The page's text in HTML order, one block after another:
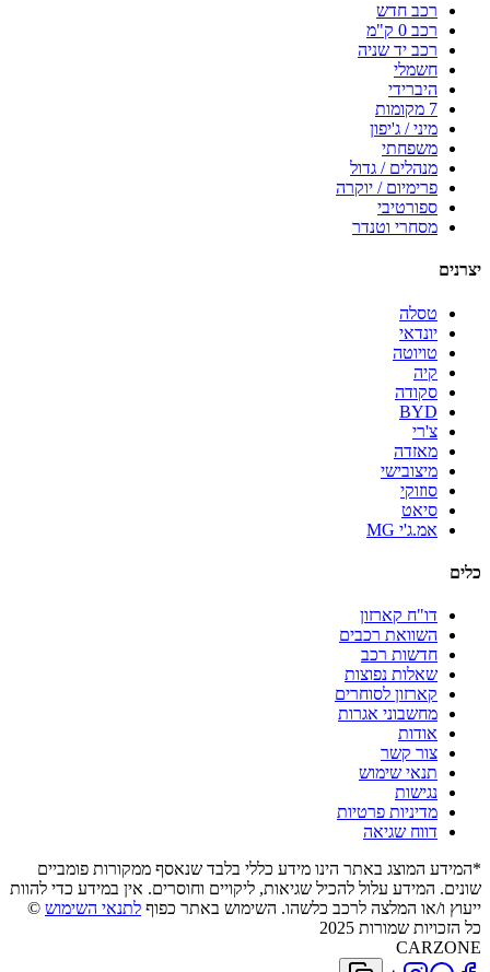
רכב חדש
רכב 0 ק"מ
רכב יד שניה
חשמלי
היברידי
7 מקומות
מיני / ג'יפון
משפחתי
מנהלים / גדול
פרימיום / יוקרה
ספורטיבי
מסחרי וטנדר
יצרנים
טסלה
יונדאי
טויוטה
קיה
סקודה
BYD
צ'רי
מאזדה
מיצובישי
סוזוקי
סיאט
אמ.ג'י MG
כלים
דו"ח קארזון
השוואת רכבים
חדשות רכב
שאלות נפוצות
קארזון לסוחרים
מחשבוני אגרות
אודות
צור קשר
תנאי שימוש
נגישות
מדיניות פרטיות
דווח שגיאה
*המידע המוצג באתר הינו מידע כללי בלבד שנאסף ממקורות פומביים
שונים. המידע עלול להכיל שגיאות, ליקויים וחוסרים. אין במידע כדי להוות
ייעוץ ו/או המלצה לרכב כלשהו. השימוש באתר כפוף לתנאי השימוש ©
כל הזכויות שמורות 2025
CARZONE